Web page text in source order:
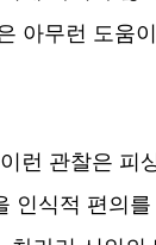
아무런 도움
런 관찰은 피
인식적 편의를